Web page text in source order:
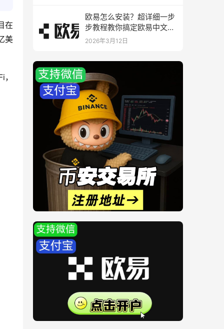
在
美
欧易怎么安装？超详细一步
步教程教你搞定欧易中文版
下载与安装
2026年3月12日